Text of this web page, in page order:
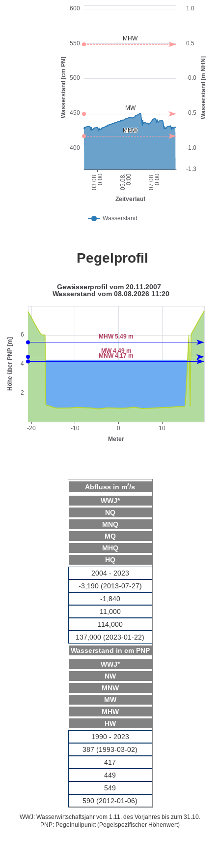
Pegelprofil
Hauptwerte Pegel
Abfluss in m3/s
WWJ*
NQ
MNQ
MQ
MHQ
HQ
2004 - 2023
-3,190 (2013-07-27)
-1,840
11,000
114,000
137,000 (2023-01-22)
Wasserstand in cm PNP
WWJ*
NW
MNW
MW
MHW
HW
1990 - 2023
387 (1993-03-02)
417
449
549
590 (2012-01-06)
WWJ: Wasserwirtschaftsjahr vom 1.11. des Vorjahres bis zum 31.10.
PNP: Pegelnullpunkt (Pegelspezifischer Höhenwert)